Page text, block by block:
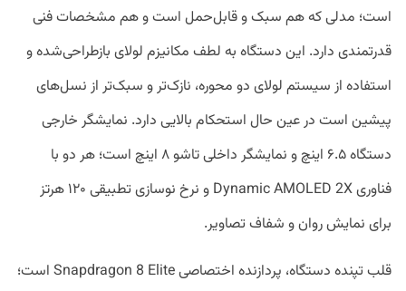
است؛ مدلی که هم سبک و قابل‌حمل است و هم مشخصات فنی
قدرتمندی دارد. این دستگاه به لطف مکانیزم لولای بازطراحی‌شده و
استفاده از سیستم لولای دو محوره، نازک‌تر و سبک‌تر از نسل‌های
پیشین است در عین حال استحکام بالایی دارد. نمایشگر خارجی
دستگاه ۶.۵ اینچ و نمایشگر داخلی تاشو ۸ اینچ است؛ هر دو با
فناوری Dynamic AMOLED 2X و نرخ نوسازی تطبیقی ۱۲۰ هرتز
برای نمایش روان و شفاف تصاویر.
قلب تپنده دستگاه، پردازنده اختصاصی Snapdragon 8 Elite است؛